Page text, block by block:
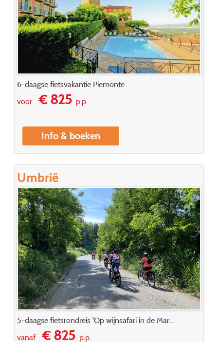
6-daagse fietsvakantie Piemonte
voor€ 825p.p.
Info & boeken
Umbrië
5-daagse fietsrondreis 'Op wijnsafari in de Mar...
vanaf€ 825p.p.